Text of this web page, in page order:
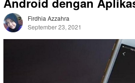
Firdhia Azzahra
September 23, 2021